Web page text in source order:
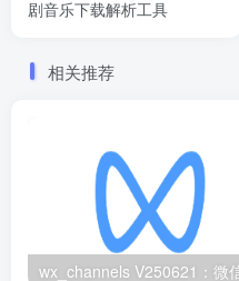
剧音乐下载解析工具
相关推荐